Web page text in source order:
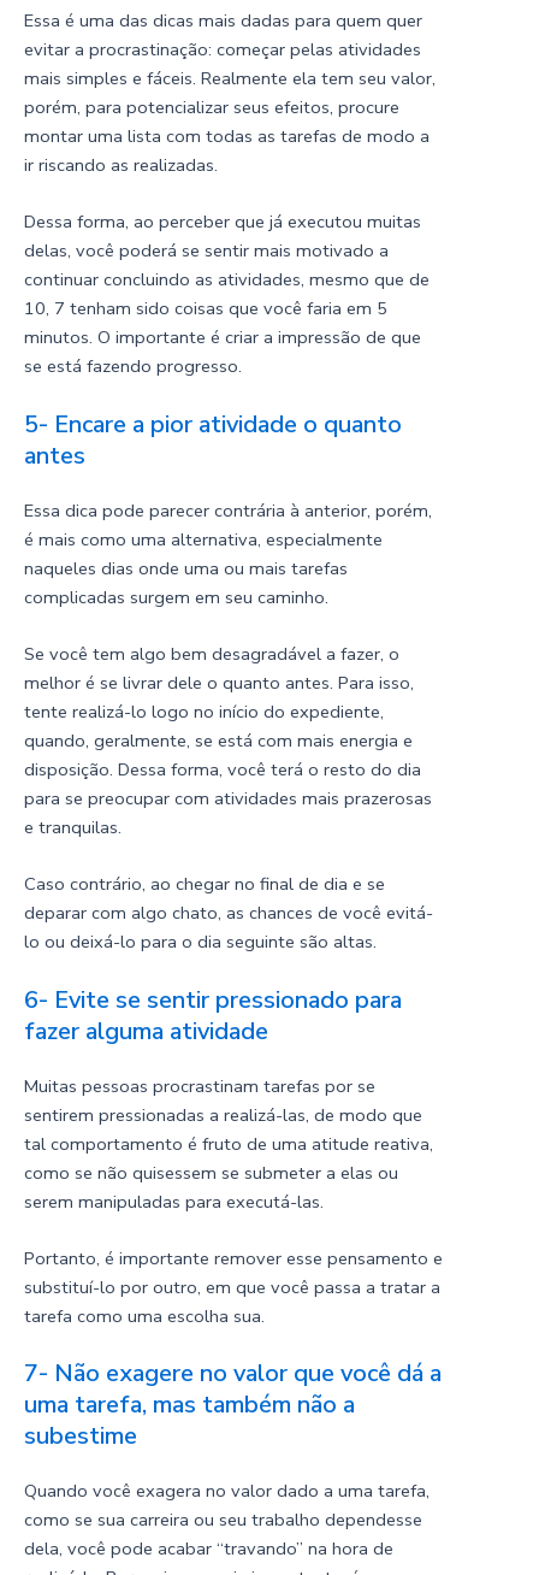
Essa é uma das dicas mais dadas para quem quer
evitar a procrastinação: começar pelas atividades
mais simples e fáceis. Realmente ela tem seu valor,
porém, para potencializar seus efeitos, procure
montar uma lista com todas as tarefas de modo a
ir riscando as realizadas.
Dessa forma, ao perceber que já executou muitas
delas, você poderá se sentir mais motivado a
continuar concluindo as atividades, mesmo que de
10, 7 tenham sido coisas que você faria em 5
minutos. O importante é criar a impressão de que
se está fazendo progresso.
5- Encare a pior atividade o quanto
antes
Essa dica pode parecer contrária à anterior, porém,
é mais como uma alternativa, especialmente
naqueles dias onde uma ou mais tarefas
complicadas surgem em seu caminho.
Se você tem algo bem desagradável a fazer, o
melhor é se livrar dele o quanto antes. Para isso,
tente realizá-lo logo no início do expediente,
quando, geralmente, se está com mais energia e
disposição. Dessa forma, você terá o resto do dia
para se preocupar com atividades mais prazerosas
e tranquilas.
Caso contrário, ao chegar no final de dia e se
deparar com algo chato, as chances de você evitá-
lo ou deixá-lo para o dia seguinte são altas.
6- Evite se sentir pressionado para
fazer alguma atividade
Muitas pessoas procrastinam tarefas por se
sentirem pressionadas a realizá-las, de modo que
tal comportamento é fruto de uma atitude reativa,
como se não quisessem se submeter a elas ou
serem manipuladas para executá-las.
Portanto, é importante remover esse pensamento e
substituí-lo por outro, em que você passa a tratar a
tarefa como uma escolha sua.
7- Não exagere no valor que você dá a
uma tarefa, mas também não a
subestime
Quando você exagera no valor dado a uma tarefa,
como se sua carreira ou seu trabalho dependesse
dela, você pode acabar “travando” na hora de